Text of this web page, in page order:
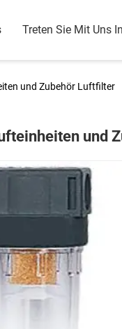
Treten Sie Mit Uns
und Zubehör Luftfilter
und